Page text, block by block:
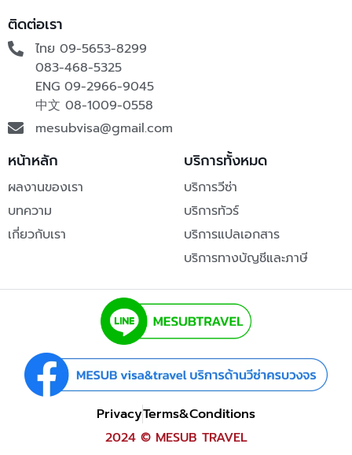
ติดต่อเรา
ไทย 09-5653-8299
083-468-5325
ENG 09-2966-9045
中文 08-1009-0558
mesubvisa@gmail.com
หน้าหลัก
ผลงานของเรา
บทความ
เกี่ยวกับเรา
บริการทั้งหมด
บริการวีซ่า
บริการทัวร์
บริการแปลเอกสาร
บริการทางบัญชีและภาษี
PrivacyTerms&Conditions
2024 © MESUB TRAVEL